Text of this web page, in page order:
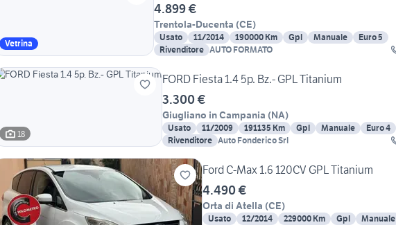
Vetrina
4.899 €
Trentola-Ducenta (CE)
Usato 11/2014 190000 Km Gpl Manuale
Euro 5
Rivenditore AUTO FORMATO
18
FORD Fiesta 1.4 5p. Bz.- GPL Titanium
3.300 €
Giugliano in Campania (NA)
Usato 11/2009 191135 Km Gpl Manuale
Euro 4
Rivenditore Auto Fonderico Srl
Ford C-Max 1.6 120CV GPL Titanium
4.490 €
Orta di Atella (CE)
Usato 12/2014 229000 Km Gpl Manuale